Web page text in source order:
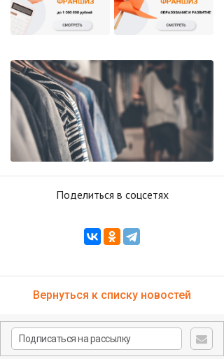
Поделиться в соцсетях
Вернуться к списку новостей